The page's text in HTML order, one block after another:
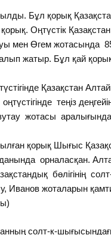
Бұл қорық
Оңтүстік
мен Өгем жотасында
жатыр. Бұл қай
Қазақстан
теңіз
Азутау жотасы
қорық Шығыс
орналасқан.
бөлігінің
Иванов жоталарын
солт-к-